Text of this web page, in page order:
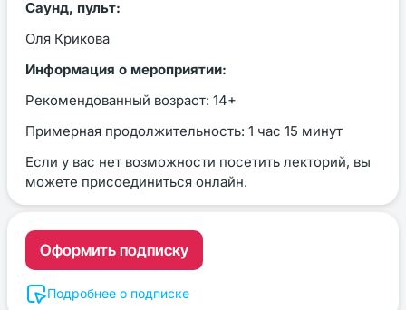
Саунд, пульт:
Оля Крикова
Информация о мероприятии:
Рекомендованный возраст: 14+
Примерная продолжительность: 1 час 15 минут
Если у вас нет возможности посетить лекторий, вы
можете присоединиться онлайн.
Оформить подписку
Подробнее о подписке